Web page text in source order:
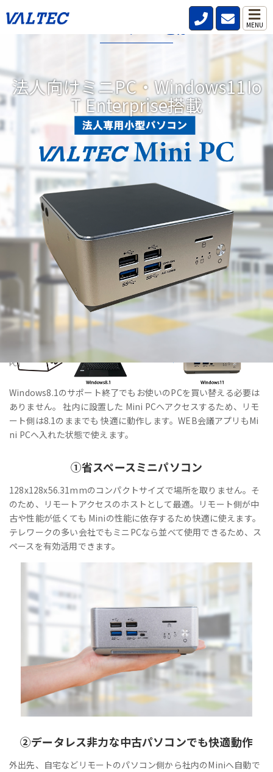
MENU
製品・サービス 法人向けPC・Windows11IoT Enterprise搭載「VALTEC Mini
PC」
法人向けミニPC・Windows11Io
T Enterprise搭載
VALTECミニPCとは?
データレス、パスワードレス、強固なセキュリティ機能を標準搭
載した小型パソコンです。
リモートワークが当たり前の時代にどこからでも安全、快適、効
率的な働き方を実現。DXにつながる3つの機能を備えています。
Windows8.1のサポート終了でもお使いのPCを買い替える必要は
ありません。 社内に設置した Mini PCへアクセスするため、リモ
ート側は8.1のままでも 快適に動作します。WEB会議アプリもMi
ni PCへ入れた状態で使えます。
①省スペースミニパソコン
128x128x56.31mmのコンパクトサイズで場所を取りません。そ
のため、リモートアクセスのホストとして最適。リモート側が中
古や性能が低くても Miniの性能に依存するため快適に使えます。
テレワークの多い会社でもミニPCなら並べて使用できるため、ス
ペースを有効活用できます。
②データレス非力な中古パソコンでも快適動作
外出先、自宅などリモートのパソコン側から社内のMiniへ自動で